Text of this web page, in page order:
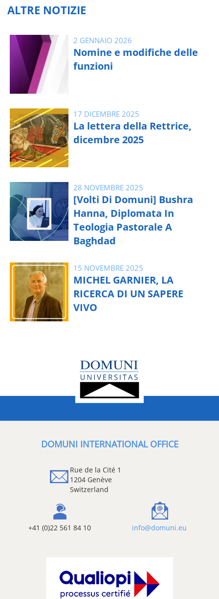
ALTRE NOTIZIE
2 GENNAIO 2026
Nomine e modifiche delle
funzioni
17 DICEMBRE 2025
La lettera della Rettrice,
dicembre 2025
28 NOVEMBRE 2025
[Volti Di Domuni] Bushra
Hanna, Diplomata In
Teologia Pastorale A
Baghdad
15 NOVEMBRE 2025
MICHEL GARNIER, LA
RICERCA DI UN SAPERE
VIVO
DOMUNI INTERNATIONAL OFFICE
Rue de la Cité 1
1204 Genève
Switzerland
+41 (0)22 561 84 10 info@domuni.eu